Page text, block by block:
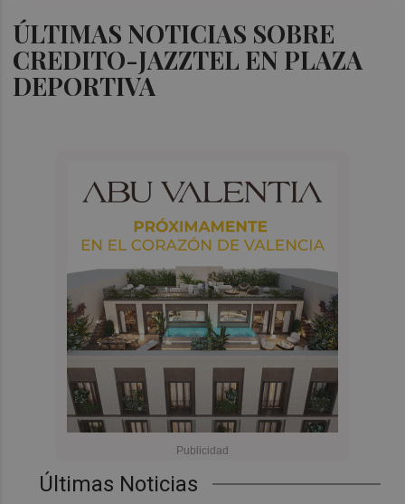
ÚLTIMAS NOTICIAS SOBRE
CREDITO-JAZZTEL EN PLAZA
DEPORTIVA
Últimas Noticias